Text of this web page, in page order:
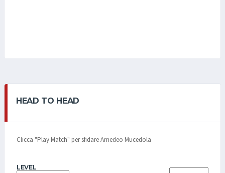
HEAD TO HEAD
Clicca "Play Match" per sfidare Amedeo Mucedola
LEVEL